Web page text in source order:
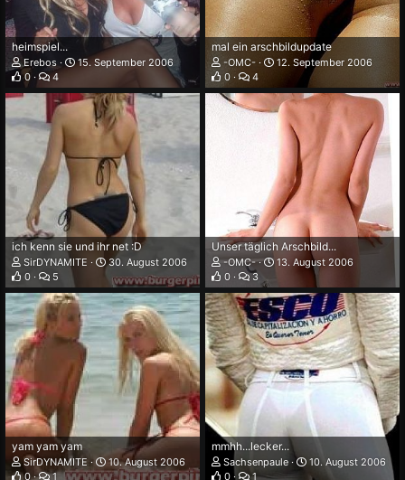
heimspiel...
Erebos
15. September 2006
0
4
mal ein arschbildupdate
-OMC-
12. September 2006
0
4
ich kenn sie und ihr net :D
SirDYNAMITE
30. August 2006
0
5
Unser täglich Arschbild...
-OMC-
13. August 2006
0
3
yam yam yam
SirDYNAMITE
10. August 2006
0
1
mmhh...lecker...
Sachsenpaule
10. August 2006
0
1